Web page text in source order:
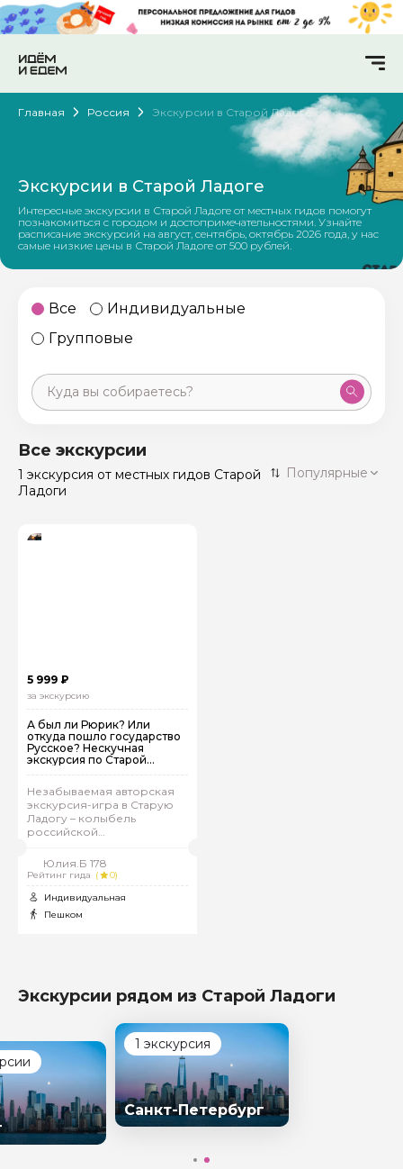
Главная Россия Экскурсии в Старой Ладоге
Экскурсии в Старой Ладоге
Интересные экскурсии в Старой Ладоге от местных гидов помогут
познакомиться с городом и достопримечательностями. Узнайте
расписание экскурсий на август, сентябрь, октябрь 2026 года, у нас
самые низкие цены в Старой Ладоге от 500 рублей.
Все
Индивидуальные
Групповые
Санкт-Петербург
Россия
50 экскурсий
Все экскурсии
1 экскурсия от местных гидов Старой
Ладоги
Популярные
5 999 ₽
за экскурсию
А был ли Рюрик? Или
откуда пошло государство
Русское? Нескучная
экскурсия по Старой
Ладоге
Незабываемая авторская
экскурсия-игра в Старую
Ладогу – колыбель
российской
Юлия.Б 178
Рейтинг гида (
0)
Индивидуальная
Пешком
Экскурсии рядом из Старой Ладоги
1 экскурсия
Санкт-Петербург